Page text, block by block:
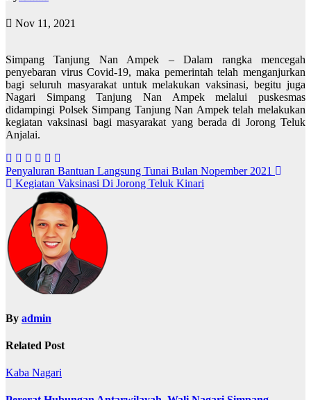
Nov 11, 2021
Simpang Tanjung Nan Ampek – Dalam rangka mencegah
penyebaran virus Covid-19, maka pemerintah telah menganjurkan
bagi seluruh masyarakat untuk melakukan vaksinasi, begitu juga
Nagari Simpang Tanjung Nan Ampek melalui puskesmas
didampingi Polsek Simpang Tanjung Nan Ampek telah melakukan
kegiatan vaksinasi bagi masyarakat yang berada di Jorong Teluk
Anjalai.
Post
navigation
Penyaluran Bantuan Langsung Tunai Bulan Nopember 2021
Kegiatan Vaksinasi Di Jorong Teluk Kinari
By admin
Related Post
Kaba Nagari